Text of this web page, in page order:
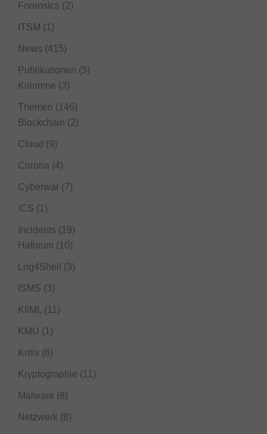
Forensics (2)
ITSM (1)
News (415)
Publikationen (5)
Kolumne (3)
Themen (146)
Blockchain (2)
Cloud (9)
Corona (4)
Cyberwar (7)
ICS (1)
Incidents (19)
Hafnium (10)
Log4Shell (3)
ISMS (3)
KI/ML (11)
KMU (1)
Kritis (6)
Kryptographie (11)
Malware (8)
Netzwerk (8)